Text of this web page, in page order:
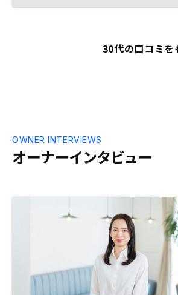
組みやすかった。 最後に、自宅マンシ
だった。紙のやりとりが多い不動産売
30代の口コミを
オーナーインタビュー
OWNER INTERVIEWS